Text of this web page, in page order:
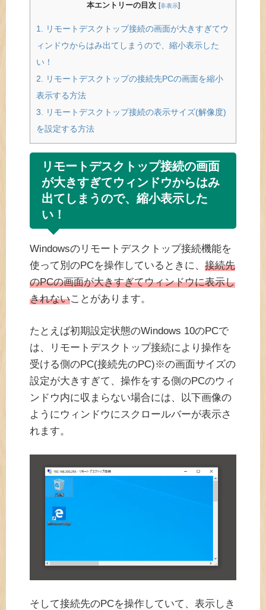
本エントリーの目次 [非表示]
1. リモートデスクトップ接続の画面が大きすぎてウ
ィンドウからはみ出てしまうので、縮小表示した
い！
2. リモートデスクトップの接続先PCの画面を縮小
表示する方法
3. リモートデスクトップ接続の表示サイズ(解像度)
を設定する方法
リモートデスクトップ接続の画面
が大きすぎてウィンドウからはみ
出てしまうので、縮小表示した
い！
Windowsのリモートデスクトップ接続機能を
使って別のPCを操作しているときに、 接続先
のPCの画面が大きすぎてウィンドウに表示し
きれないことがあります。
たとえば初期設定状態のWindows 10のPCで
は、リモートデスクトップ接続により操作を
受ける側のPC(接続先のPC)※の画面サイズの
設定が大きすぎて、操作をする側のPCのウィ
ンドウ内に収まらない場合には、以下画像の
ようにウィンドウにスクロールバーが表示さ
れます。
そして接続先のPCを操作していて、表示しき